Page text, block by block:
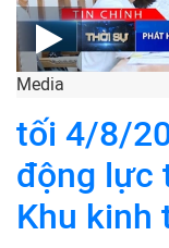
Media
tối 4/8/
động lực
Khu kinh